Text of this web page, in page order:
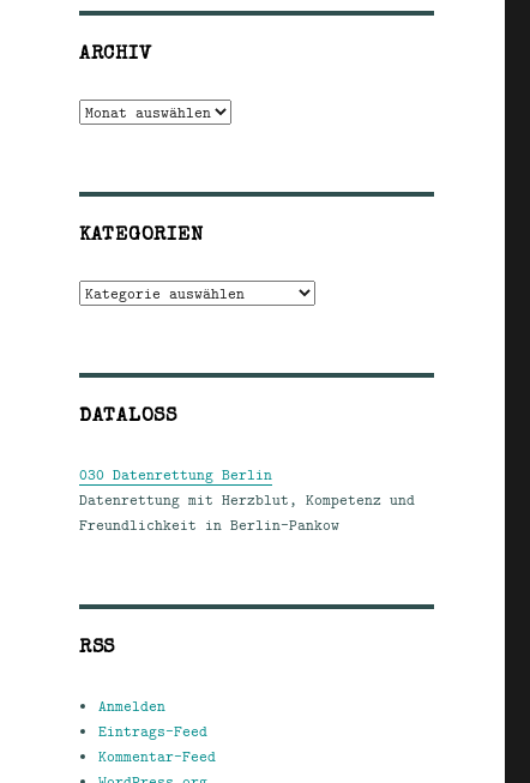
ARCHIV
Archiv
KATEGORIEN
Kategorien
DATALOSS
030 Datenrettung Berlin
Datenrettung mit Herzblut, Kompetenz und
Freundlichkeit in Berlin-Pankow
RSS
Anmelden
Eintrags-Feed
Kommentar-Feed